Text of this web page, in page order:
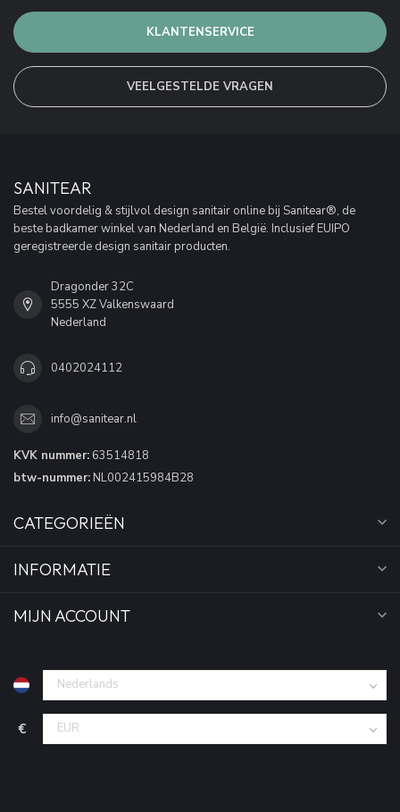
KLANTENSERVICE
VEELGESTELDE VRAGEN
SANITEAR
Bestel voordelig & stijlvol design sanitair online bij Sanitear®, de
beste badkamer winkel van Nederland en België. Inclusief EUIPO
geregistreerde design sanitair producten.
Dragonder 32C
5555 XZ Valkenswaard
Nederland
0402024112
info@sanitear.nl
KVK nummer: 63514818
btw-nummer: NL002415984B28
CATEGORIEËN
INFORMATIE
MIJN ACCOUNT
€